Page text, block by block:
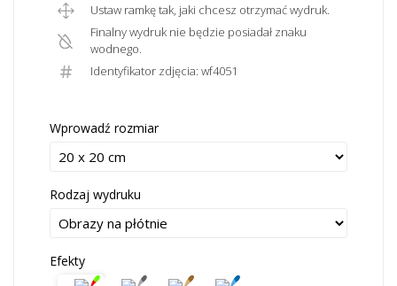
Ustaw ramkę tak, jaki chcesz otrzymać wydruk.
Finalny wydruk nie będzie posiadał znaku
wodnego.
Identyfikator zdjęcia: wf4051
Wprowadź rozmiar
Rodzaj wydruku
Efekty